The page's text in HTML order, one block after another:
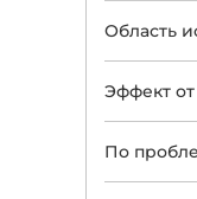
Область
Эффект
По